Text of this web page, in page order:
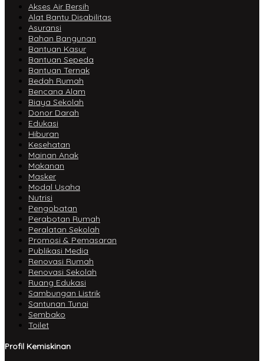
Akses Air Bersih
Alat Bantu Disabilitas
Asuransi
Bahan Bangunan
Bantuan Kasur
Bantuan Sepeda
Bantuan Ternak
Bedah Rumah
Bencana Alam
Biaya Sekolah
Donor Darah
Edukasi
Hiburan
Kesehatan
Mainan Anak
Makanan
Masker
Modal Usaha
Nutrisi
Pengobatan
Perabotan Rumah
Peralatan Sekolah
Promosi & Pemasaran
Publikasi Media
Renovasi Rumah
Renovasi Sekolah
Ruang Edukasi
Sambungan Listrik
Santunan Tunai
Sembako
Toilet
Profil Kemiskinan